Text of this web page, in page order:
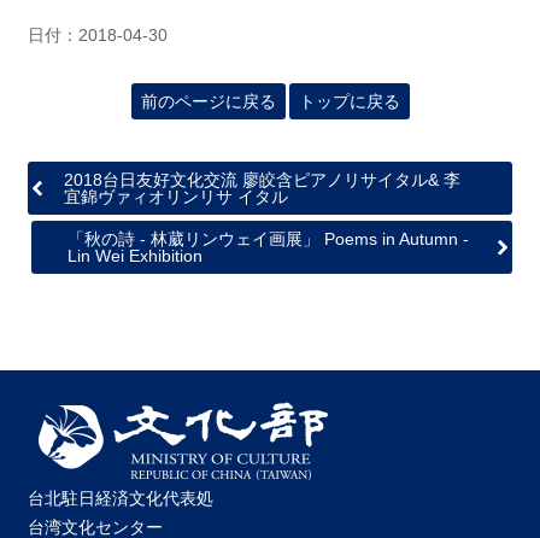
連
ホ
サ
日付：2018-04-30
前のページに戻る トップに戻る
2018台日友好文化交流 廖皎含ピアノリサイタル& 李
宜錦ヴァィオリンリサ イタル
「秋の詩 - 林葳リンウェイ画展」 Poems in Autumn -
Lin Wei Exhibition
台北駐日経済文化代表処
台湾文化センター